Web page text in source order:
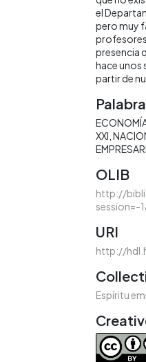
el
pero muy
presencia
hace unos
partir de
XXI
OLIB
http://
session=-
URI
http://
Espíritu